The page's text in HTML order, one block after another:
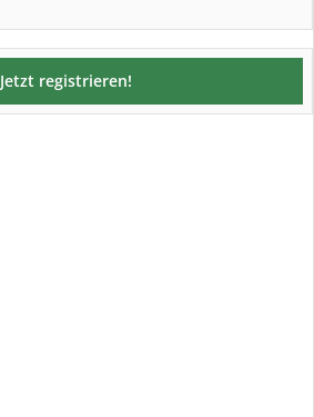
Jetzt registrieren!